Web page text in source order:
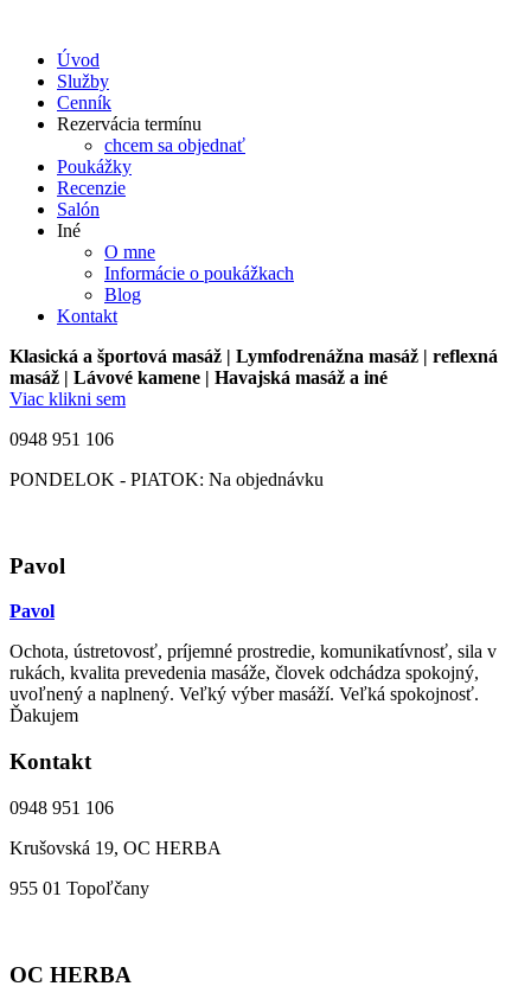
Úvod
Služby
Cenník
Rezervácia termínu
chcem sa objednať
Poukážky
Recenzie
Salón
Iné
O mne
Informácie o poukážkach
Blog
Kontakt
Klasická a športová masáž | Lymfodrenážna masáž | reflexná
masáž | Lávové kamene | Havajská masáž a iné
Viac klikni sem
0948 951 106
PONDELOK - PIATOK: Na objednávku
Pavol
Pavol
Ochota, ústretovosť, príjemné prostredie, komunikatívnosť, sila v
rukách, kvalita prevedenia masáže, človek odchádza spokojný,
uvoľnený a naplnený. Veľký výber masáží. Veľká spokojnosť.
Ďakujem
Kontakt
0948 951 106
Krušovská 19, OC HERBA
955 01 Topoľčany
OC HERBA